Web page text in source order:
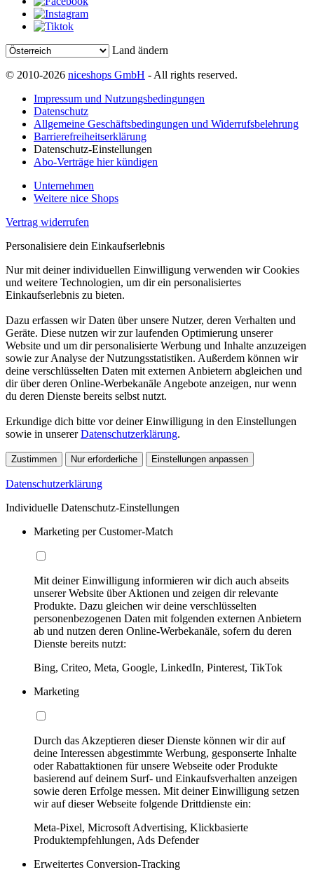
Land ändern
© 2010-2026 niceshops GmbH - All rights reserved.
Impressum und Nutzungsbedingungen
Datenschutz
Allgemeine Geschäftsbedingungen und Widerrufsbelehrung
Barrierefreiheitserklärung
Datenschutz-Einstellungen
Abo-Verträge hier kündigen
Unternehmen
Weitere nice Shops
Vertrag widerrufen
Personalisiere dein Einkaufserlebnis
Nur mit deiner individuellen Einwilligung verwenden wir Cookies
und weitere Technologien, um dir ein personalisiertes
Einkaufserlebnis zu bieten.
Dazu erfassen wir Daten über unsere Nutzer, deren Verhalten und
Geräte. Diese nutzen wir zur laufenden Optimierung unserer
Website und um dir personalisierte Werbung und Inhalte anzuzeigen
sowie zur Analyse der Nutzungsstatistiken. Außerdem können wir
deine verschlüsselten Daten mit externen Anbietern abgleichen und
dir über deren Online-Werbekanäle Angebote anzeigen, nur wenn
du deren Dienste bereits selbst nutzt.
Erkundige dich bitte vor deiner Einwilligung in den Einstellungen
sowie in unsererDatenschutzerklärung.
Zustimmen Nur erforderliche Einstellungen anpassen
Datenschutzerklärung
Individuelle Datenschutz-Einstellungen
Marketing per Customer-Match
Mit deiner Einwilligung informieren wir dich auch abseits
unserer Website über Aktionen und zeigen dir relevante
Produkte. Dazu gleichen wir deine verschlüsselten
personenbezogenen Daten mit folgenden externen Anbietern
ab und nutzen deren Online-Werbekanäle, sofern du deren
Dienste bereits nutzt:
Bing, Criteo, Meta, Google, LinkedIn, Pinterest, TikTok
Marketing
Durch das Akzeptieren dieser Dienste können wir dir auf
deine Interessen abgestimmte Werbung, gesponserte Inhalte
oder Rabattaktionen für unsere Webseite oder Produkte
basierend auf deinem Surf- und Einkaufsverhalten anzeigen
sowie deren Erfolge messen. Mit deiner Einwilligung setzen
wir auf dieser Webseite folgende Drittdienste ein:
Meta-Pixel, Microsoft Advertising, Klickbasierte
Produktempfehlungen, Ads Defender
Erweitertes Conversion-Tracking